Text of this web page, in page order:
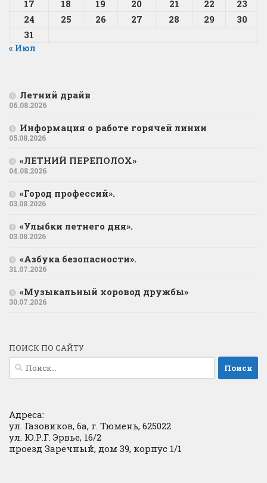
17 18 19 20 21 22
23
24
25 26 27 28 29
30
31
« Июл
Летний драйв
06.08.2026
Информация о работе горячей линии
05.08.2026
«ЛЕТНИЙ ПЕРЕПОЛОХ»
04.08.2026
«Город профессий».
03.08.2026
«Улыбки летнего дня».
03.08.2026
«Азбука безопасности».
31.07.2026
«Музыкальный хоровод дружбы»
30.07.2026
ПОИСК ПО САЙТУ
Найти:
Адреса:
ул. Газовиков, 6а, г. Тюмень, 625022
ул. Ю.Р.Г. Эрвье, 16/2
проезд Заречный, дом 39, корпус 1/1